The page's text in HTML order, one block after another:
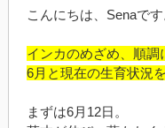
こんにちは、Senaです
インカのめざめ、順調
6月と現在の生育状況
まずは6月12日。